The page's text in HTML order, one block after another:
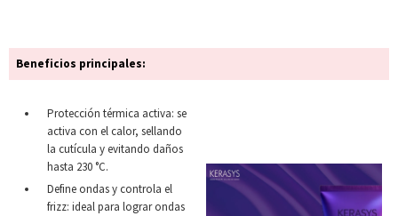
Beneficios principales:
Protección térmica activa: se
activa con el calor, sellando
la cutícula y evitando daños
hasta 230 °C.
Define ondas y controla el
frizz: ideal para lograr ondas